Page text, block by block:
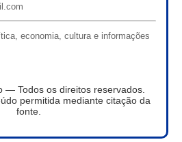
economia, cultura e informações
— Todos os direitos reservados.
permitida mediante citação da
fonte.